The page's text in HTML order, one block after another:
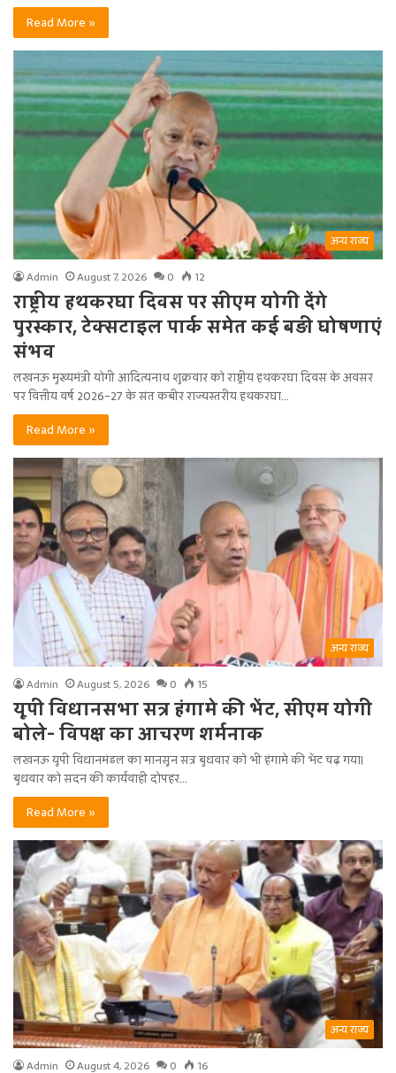
Read More »
अन्य राज्य
Admin August 7, 2026 0 12
राष्ट्रीय हथकरघा दिवस पर सीएम योगी देंगे
पुरस्कार, टेक्सटाइल पार्क समेत कई बड़ी घोषणाएं
संभव
लखनऊ मुख्यमंत्री योगी आदित्यनाथ शुक्रवार को राष्ट्रीय हथकरघा दिवस के अवसर
पर वित्तीय वर्ष 2026-27 के संत कबीर राज्यस्तरीय हथकरघा…
Read More »
अन्य राज्य
Admin August 5, 2026 0 15
यूपी विधानसभा सत्र हंगामे की भेंट, सीएम योगी
बोले- विपक्ष का आचरण शर्मनाक
लखनऊ यूपी विधानमंडल का मानसून सत्र बुधवार को भी हंगामे की भेंट चढ़ गया।
बुधवार को सदन की कार्यवाही दोपहर…
Read More »
अन्य राज्य
Admin August 4, 2026 0 16